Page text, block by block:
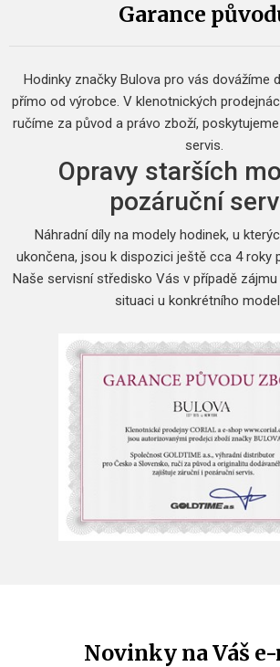
Garance
Hodinky značky Bulova pro vás dovážíme
přímo od výrobce. V klenotnických
ručíme za původ a právo zboží,
servis.
Opravy starších
pozáruční
Náhradní díly na modely hodinek, u
ukončena, jsou k dispozici ještě cca 4 roky
Naše servisní středisko Vás v případě
situaci u konkrétního
Novinky na Váš